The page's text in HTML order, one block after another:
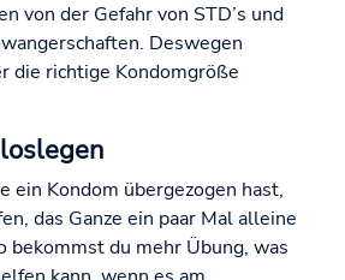
von der Gefahr von STD’s und
Deswegen
die richtige Kondomgröße
ein Kondom übergezogen hast,
das Ganze ein paar Mal alleine
bekommst du mehr Übung, was